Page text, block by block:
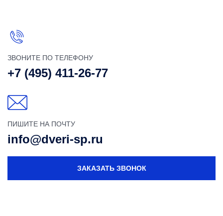
ЗВОНИТЕ ПО ТЕЛЕФОНУ
+7 (495) 411-26-77
ПИШИТЕ НА ПОЧТУ
info@dveri-sp.ru
ЗАКАЗАТЬ ЗВОНОК